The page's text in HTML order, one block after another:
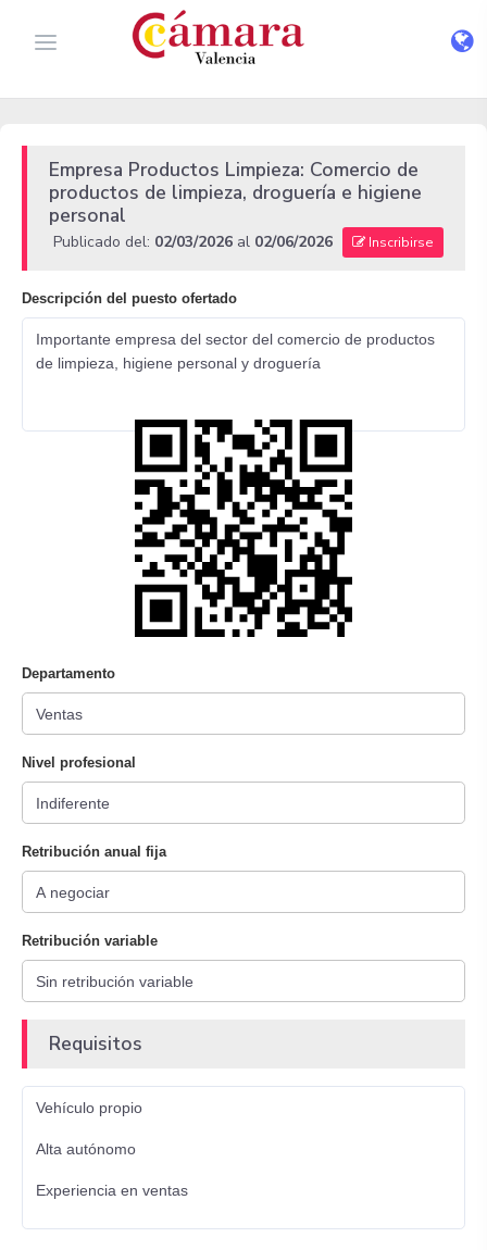
Empresa Productos Limpieza: Comercio de
productos de limpieza, droguería e higiene
personal
Publicado del: 02/03/2026 al 02/06/2026 Inscribirse
Descripción del puesto ofertado
Importante empresa del sector del comercio de productos
de limpieza, higiene personal y droguería
Departamento
Nivel profesional
Retribución anual fija
Retribución variable
Requisitos
Vehículo propio
Alta autónomo
Experiencia en ventas